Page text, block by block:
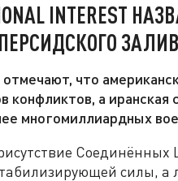
INTEREST
что
конфликтов, а иранская
многомиллиардных
силы, а